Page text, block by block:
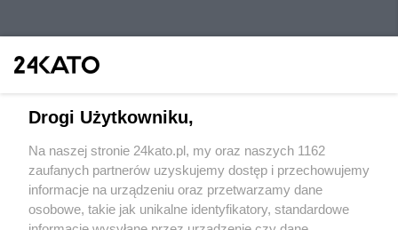
Wydawca mediów lokalnych
Drogi Użytkowniku,
Na naszej stronie 24kato.pl, my oraz naszych 1162
zaufanych partnerów uzyskujemy dostęp i przechowujemy
informacje na urządzeniu oraz przetwarzamy dane
osobowe, takie jak unikalne identyfikatory, standardowe